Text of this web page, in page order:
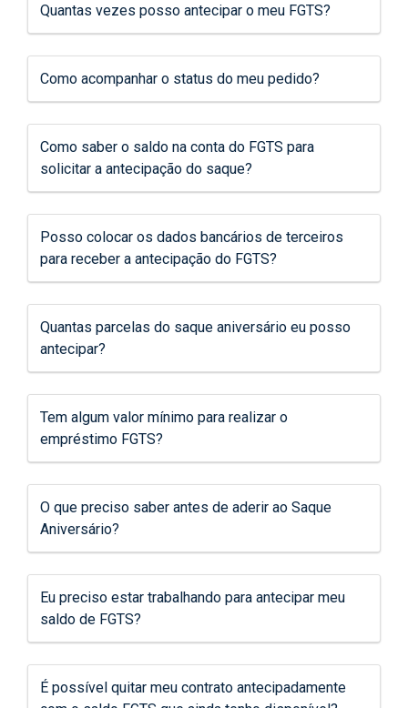
Quantas vezes posso antecipar o meu FGTS?
Como acompanhar o status do meu pedido?
Como saber o saldo na conta do FGTS para
solicitar a antecipação do saque?
Posso colocar os dados bancários de terceiros
para receber a antecipação do FGTS?
Quantas parcelas do saque aniversário eu posso
antecipar?
Tem algum valor mínimo para realizar o
empréstimo FGTS?
O que preciso saber antes de aderir ao Saque
Aniversário?
Eu preciso estar trabalhando para antecipar meu
saldo de FGTS?
É possível quitar meu contrato antecipadamente